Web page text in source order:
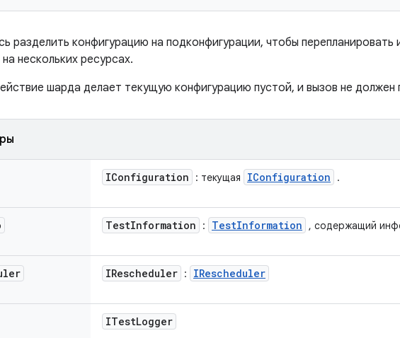
разделить конфигурацию на подконфигурации, чтобы перепланировать
нескольких ресурсах.
шарда делает текущую конфигурацию пустой, и вызов не должен
IConfiguration : текущая IConfiguration .
TestInformation : TestInformation , содержащий
IRescheduler : IRescheduler
ITestLogger